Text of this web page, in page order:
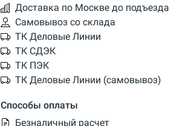
Доставка по Москве до подъезда
Самовывоз со склада
ТК Деловые Линии
ТК СДЭК
ТК ПЭК
ТК Деловые Линии (самовывоз)
Способы оплаты
Безналичный расчет